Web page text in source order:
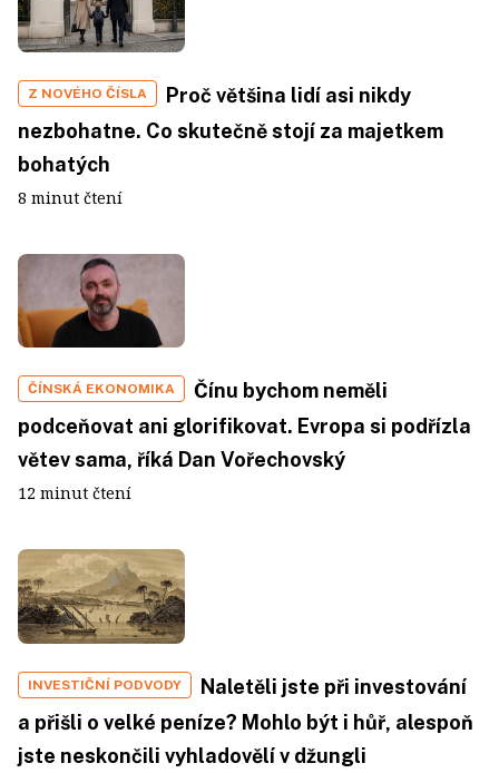
Z NOVÉHO ČÍSLA
Proč většina lidí asi nikdy
nezbohatne. Co skutečně stojí za majetkem
bohatých
8 minut čtení
ČÍNSKÁ EKONOMIKA
Čínu bychom neměli
podceňovat ani glorifikovat. Evropa si podřízla
větev sama, říká Dan Vořechovský
12 minut čtení
INVESTIČNÍ PODVODY
Naletěli jste při investování
a přišli o velké peníze? Mohlo být i hůř, alespoň
jste neskončili vyhladovělí v džungli